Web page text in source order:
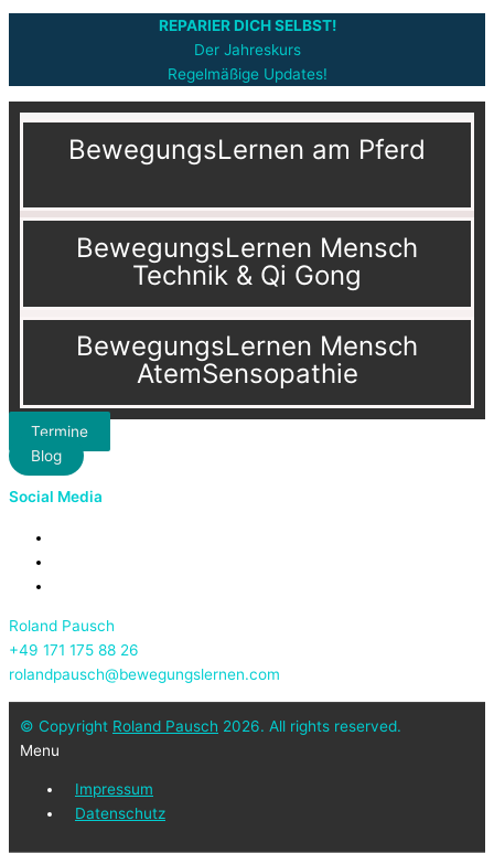
REPARIER DICH SELBST!
Der Jahreskurs
Regelmäßige Updates!
BewegungsLernen am Pferd
BewegungsLernen Mensch
Technik & Qi Gong
BewegungsLernen Mensch
AtemSensopathie
Termine
Blog
Social Media
Roland Pausch
+49 171 175 88 26
rolandpausch@bewegungslernen.com
© Copyright Roland Pausch 2026. All rights reserved.
Menu
Impressum
Datenschutz